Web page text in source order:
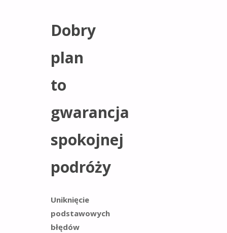
Dobry
plan
to
gwarancja
spokojnej
podróży
Uniknięcie
podstawowych
błędów